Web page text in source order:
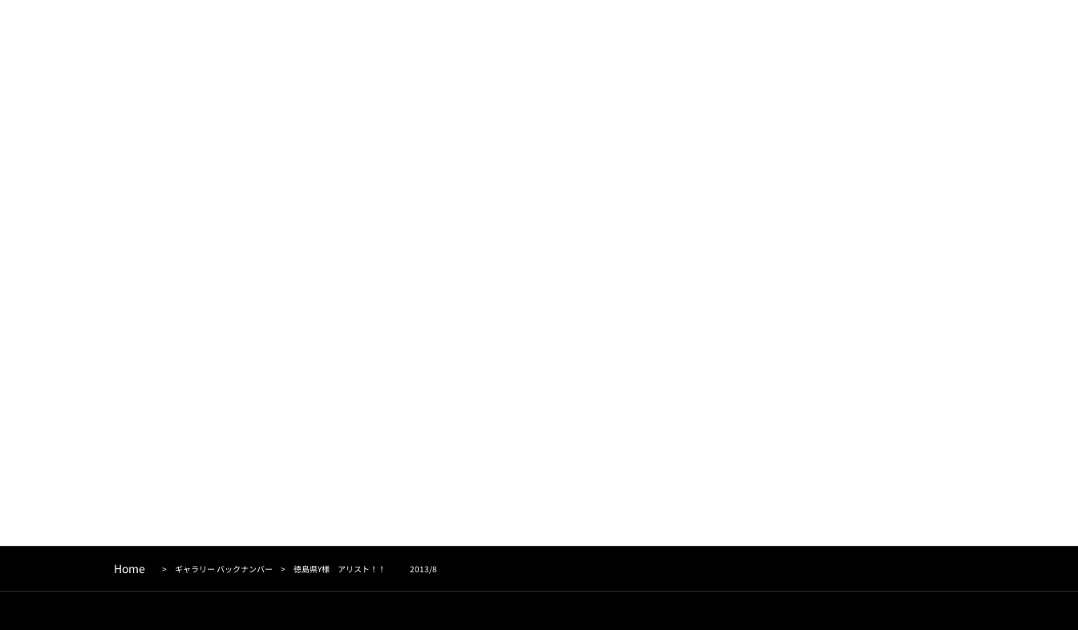
Home > ギャラリー バックナンバー > 徳島県Y様 アリスト！！ 2013/8